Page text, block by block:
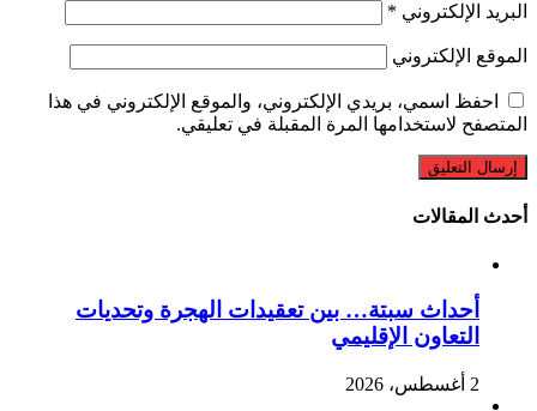
البريد الإلكتروني *
الموقع الإلكتروني
احفظ اسمي، بريدي الإلكتروني، والموقع الإلكتروني في هذا
المتصفح لاستخدامها المرة المقبلة في تعليقي.
أحدث المقالات
أحداث سبتة… بين تعقيدات الهجرة وتحديات
التعاون الإقليمي
2 أغسطس، 2026